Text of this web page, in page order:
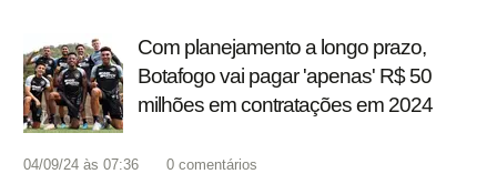
Com planejamento a longo prazo,
Botafogo vai pagar 'apenas' R$ 50
milhões em contratações em 2024
04/09/24 às 07:36 0 comentários